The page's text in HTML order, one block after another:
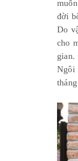
đời
Do
cho
gian.
Ngôi